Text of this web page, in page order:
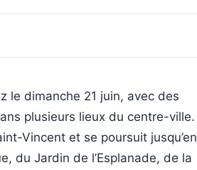
le dimanche 21 juin, avec des
plusieurs lieux du centre-ville.
Vincent et se poursuit jusqu’en
du Jardin de l’Esplanade, de la